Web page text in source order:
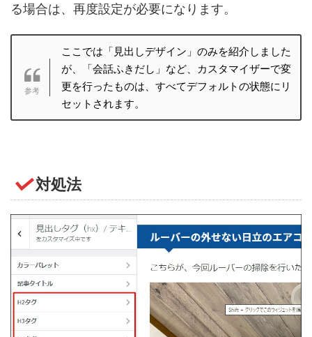
る場合は、再度設定が必要になります。
ここでは「見出しデザイン」のみを紹介しました
が、「会話ふきだし」など、カスタマイザーで変
更を行ったものは、すべてデフォルトの状態にリ
セットされます。
対処法